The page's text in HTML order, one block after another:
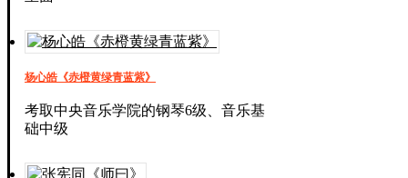
杨心皓《赤橙黄绿青蓝紫》
考取中央音乐学院的钢琴6级、音乐基
础中级